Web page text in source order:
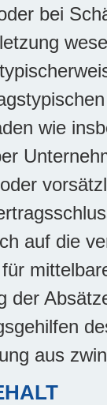
bei
wie
auf die
der
aus